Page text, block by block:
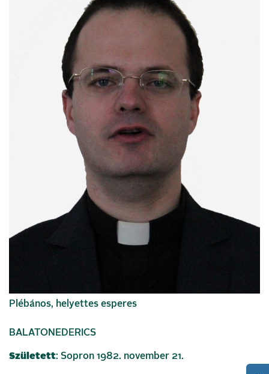
Plébános, helyettes esperes
BALATONEDERICS
Született: Sopron 1982. november 21.